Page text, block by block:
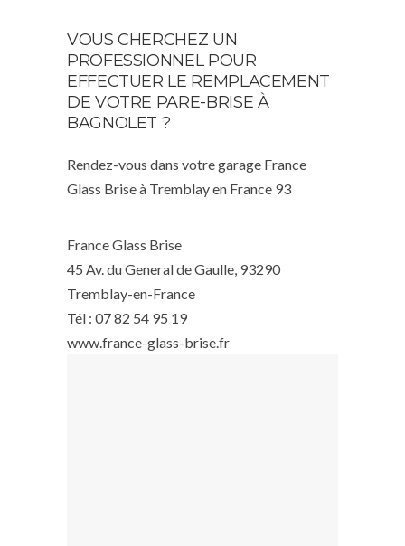
VOUS CHERCHEZ UN
PROFESSIONNEL POUR
EFFECTUER LE REMPLACEMENT
DE VOTRE PARE-BRISE À
BAGNOLET ?
Rendez-vous dans votre garage France
Glass Brise à Tremblay en France 93
France Glass Brise
45 Av. du General de Gaulle, 93290
Tremblay-en-France
Tél : 07 82 54 95 19
www.france-glass-brise.fr